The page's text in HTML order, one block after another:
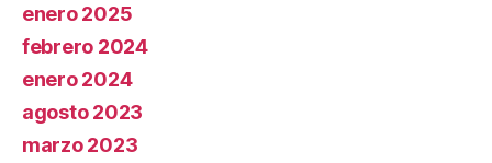
enero 2025
febrero 2024
enero 2024
agosto 2023
marzo 2023